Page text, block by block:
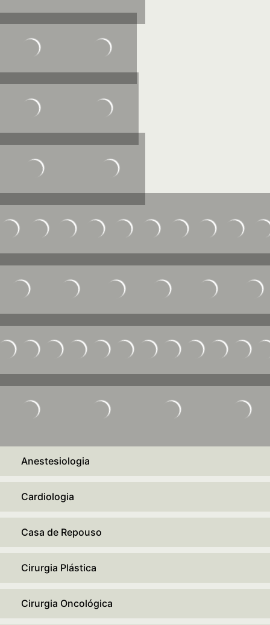
Anestesiologia
Cardiologia
Casa de Repouso
Cirurgia Plástica
Cirurgia Oncológica